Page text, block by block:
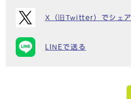
X（旧Twitter）でシェア
LINEで送る